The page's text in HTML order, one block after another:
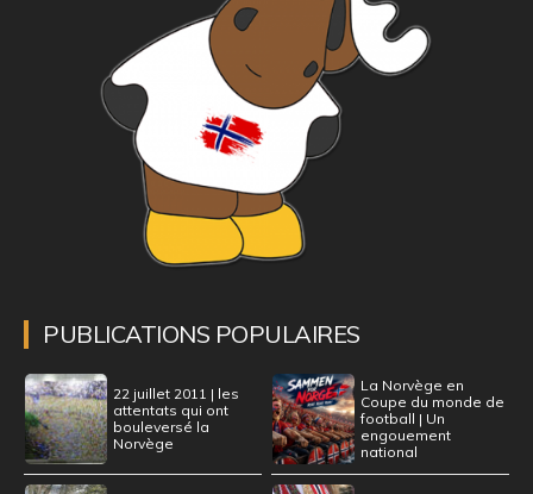
PUBLICATIONS POPULAIRES
22 juillet 2011 | les
attentats qui ont
bouleversé la
Norvège
La Norvège en
Coupe du monde de
football | Un
engouement
national